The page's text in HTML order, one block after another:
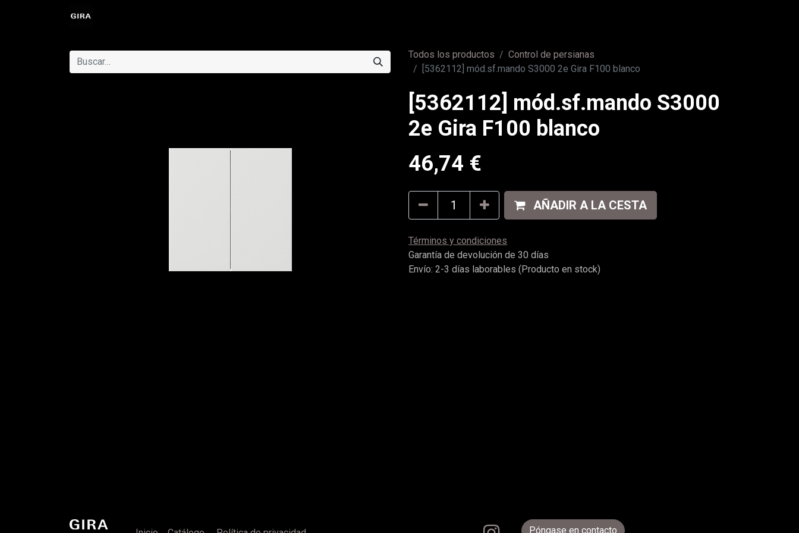
Todos los productos
Control de persianas
[5362112] mód.sf.mando S3000 2e Gira F100 blanco
[5362112] mód.sf.mando S3000
2e Gira F100 blanco
46,74 €
AÑADIR A LA CESTA
Términos y condiciones
Garantía de devolución de 30 días
Envío: 2-3 días laborables (Producto en stock)
Póngase en contacto